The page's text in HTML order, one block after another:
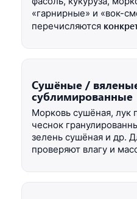
«гарнирные» и «вок-
перечисляются
Сушёные /
сублимированные
Морковь сушёная,
чеснок
зелень сушёная и др.
проверяют влагу и